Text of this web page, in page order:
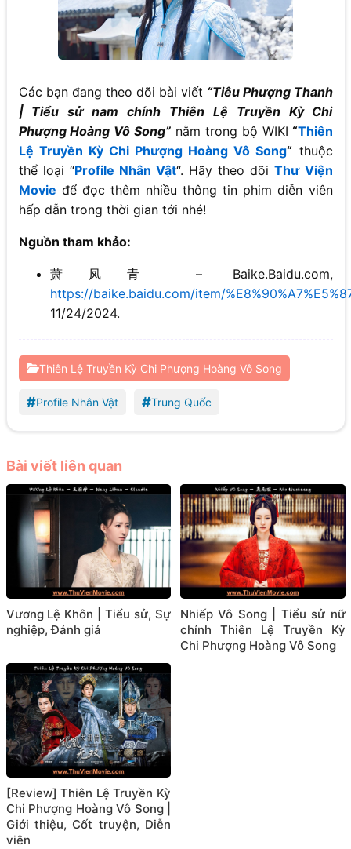
Các bạn đang theo dõi bài viết “Tiêu Phượng Thanh
| Tiểu sử nam chính Thiên Lệ Truyền Kỳ Chi
Phượng Hoàng Vô Song” nằm trong bộ WIKI “Thiên
Lệ Truyền Kỳ Chi Phượng Hoàng Vô Song“ thuộc
thể loại “Profile Nhân Vật“. Hãy theo dõiThư Viện
Movie để đọc thêm nhiều thông tin phim diễn viên
hấp dẫn trong thời gian tới nhé!
Nguồn tham khảo:
萧凤青 – Baike.Baidu.com,
https://baike.baidu.com/item/
11/24/2024.
Thiên Lệ Truyền Kỳ Chi Phượng Hoàng Vô Song
#Profile Nhân Vật #Trung Quốc
Bài viết liên quan
Vương Lệ Khôn | Tiểu sử, Sự
nghiệp, Đánh giá
Nhiếp Vô Song | Tiểu sử nữ
chính Thiên Lệ Truyền Kỳ
Chi Phượng Hoàng Vô Song
[Review] Thiên Lệ Truyền Kỳ
Chi Phượng Hoàng Vô Song |
Giới thiệu, Cốt truyện, Diễn
viên